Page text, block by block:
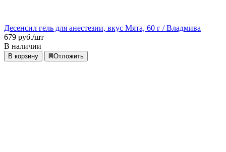
Десенсил гель для анестезии, вкус Мята, 60 г / Владмива
679 руб./шт
В наличии
В корзину Отложить